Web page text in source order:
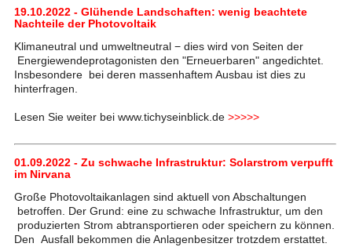
19.10.2022 - Glühende Landschaften: wenig beachtete
Nachteile der Photovoltaik
Klimaneutral und umweltneutral − dies wird von Seiten der
Energiewendeprotagonisten den "Erneuerbaren" angedichtet.
Insbesondere bei deren massenhaftem Ausbau ist dies zu
hinterfragen.
Lesen Sie weiter bei www.tichyseinblick.de >>>>>
01.09.2022 - Zu schwache Infrastruktur: Solarstrom verpufft
im Nirvana
Große Photovoltaikanlagen sind aktuell von Abschaltungen
betroffen. Der Grund: eine zu schwache Infrastruktur, um den
produzierten Strom abtransportieren oder speichern zu können.
Den Ausfall bekommen die Anlagenbesitzer trotzdem erstattet.